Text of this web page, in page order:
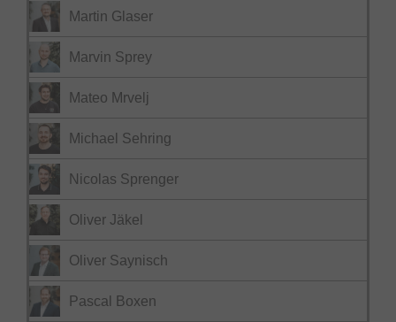
Martin Glaser
Marvin Sprey
Mateo Mrvelj
Michael Sehring
Nicolas Sprenger
Oliver Jäkel
Oliver Saynisch
Pascal Boxen